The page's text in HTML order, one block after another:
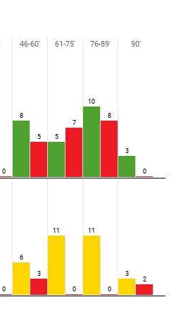
0
8
5 5
7
10
8
3
0
0
6
3
11
0
11
0
3
2
46-60' 61-75' 76-89' 90'